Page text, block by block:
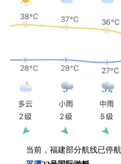
当前，福建部分航线已停航